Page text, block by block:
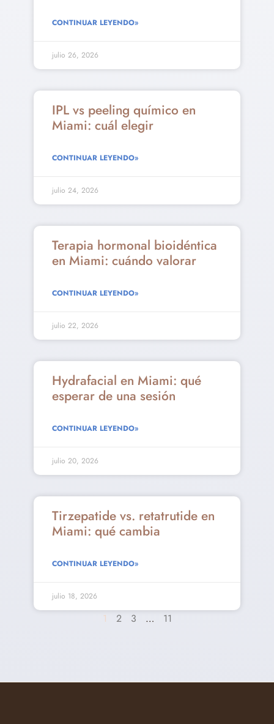
CONTINUAR LEYENDO»
julio 26, 2026
IPL vs peeling químico en
Miami: cuál elegir
CONTINUAR LEYENDO»
julio 24, 2026
Terapia hormonal bioidéntica
en Miami: cuándo valorar
CONTINUAR LEYENDO»
julio 22, 2026
Hydrafacial en Miami: qué
esperar de una sesión
CONTINUAR LEYENDO»
julio 20, 2026
Tirzepatide vs. retatrutide en
Miami: qué cambia
CONTINUAR LEYENDO»
julio 18, 2026
1 2 3 … 11